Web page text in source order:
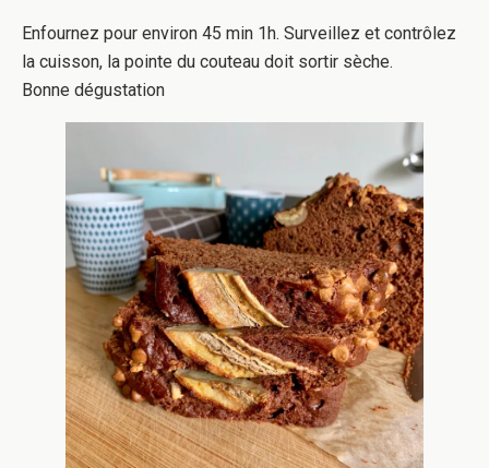
Enfournez pour environ 45 min 1h. Surveillez et contrôlez
la cuisson, la pointe du couteau doit sortir sèche.
Bonne dégustation